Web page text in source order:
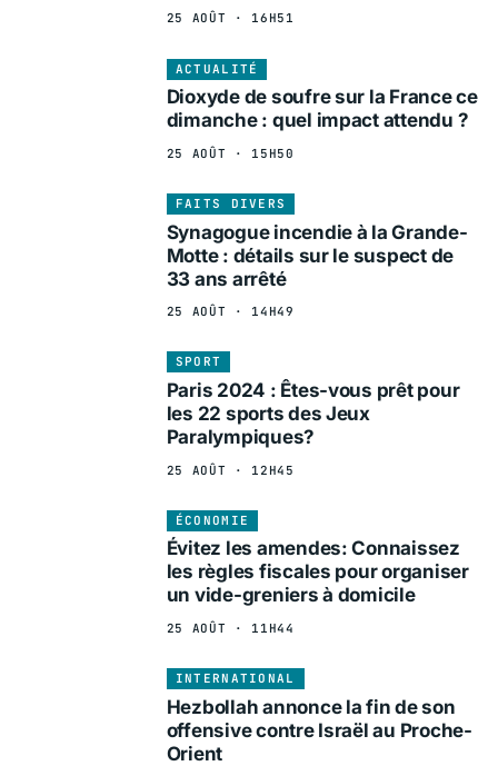
25 AOÛT · 16H51
ACTUALITÉ
Dioxyde de soufre sur la France ce
dimanche : quel impact attendu ?
25 AOÛT · 15H50
FAITS DIVERS
Synagogue incendie à la Grande-
Motte : détails sur le suspect de
33 ans arrêté
25 AOÛT · 14H49
SPORT
Paris 2024 : Êtes-vous prêt pour
les 22 sports des Jeux
Paralympiques?
25 AOÛT · 12H45
ÉCONOMIE
Évitez les amendes: Connaissez
les règles fiscales pour organiser
un vide-greniers à domicile
25 AOÛT · 11H44
INTERNATIONAL
Hezbollah annonce la fin de son
offensive contre Israël au Proche-
Orient